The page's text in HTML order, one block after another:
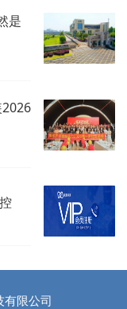
是
有限公司